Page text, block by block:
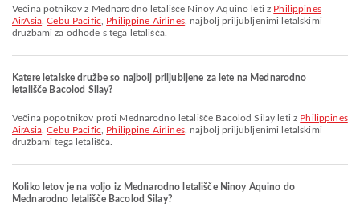
Večina potnikov z Mednarodno letališče Ninoy Aquino leti z Philippines
AirAsia,Cebu Pacific Philippine Airlines, najbolj priljubljenimi letalskimi
družbami za odhode s tega letališča.
Katere letalske družbe so najbolj priljubljene za lete na Mednarodno
letališče Bacolod Silay?
Večina popotnikov proti Mednarodno letališče Bacolod Silay leti z Philippines
AirAsia,Cebu Pacific Philippine Airlines, najbolj priljubljenimi letalskimi
družbami tega letališča.
Koliko letov je na voljo iz Mednarodno letališče Ninoy Aquino do
Mednarodno letališče Bacolod Silay?